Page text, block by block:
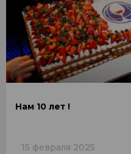
Нам 10 лет !
15 февраля 2025